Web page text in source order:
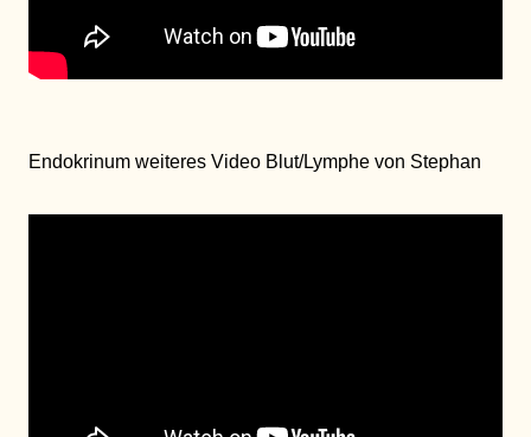
Endokrinum weiteres Video Blut/Lymphe von Stephan